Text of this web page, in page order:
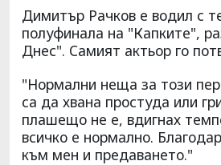
Димитър Рачков е водил с
полуфинала на "Капките",
Днес". Самият актьор го
"Нормални неща за този
са да хвана простуда или
плашещо не е, вдигнах
всичко е нормално.
към мен и предаването."